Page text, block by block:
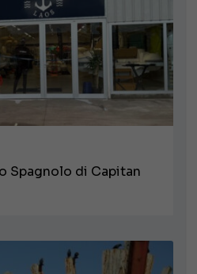
Spagnolo di Capitan